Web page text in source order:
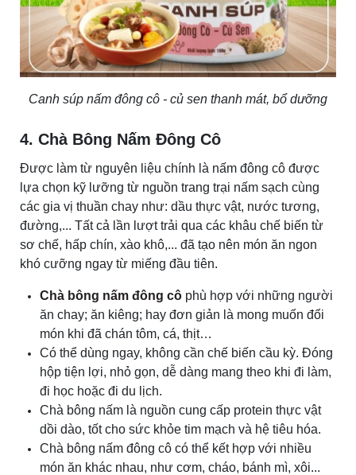
Canh súp nấm đông cô - củ sen thanh mát, bổ dưỡng
4. Chà Bông Nấm Đông Cô
Được làm từ nguyên liệu chính là nấm đông cô được
lựa chọn kỹ lưỡng từ nguồn trang trại nấm sạch cùng
các gia vị thuần chay như: dầu thực vật, nước tương,
đường,... Tất cả lần lượt trải qua các khâu chế biến từ
sơ chế, hấp chín, xào khô,... đã tạo nên món ăn ngon
khó cưỡng ngay từ miếng đầu tiên.
Chà bông nấm đông cô phù hợp với những người
ăn chay; ăn kiêng; hay đơn giản là mong muốn đổi
món khi đã chán tôm, cá, thịt…
Có thể dùng ngay, không cần chế biến cầu kỳ. Đóng
hộp tiện lợi, nhỏ gọn, dễ dàng mang theo khi đi làm,
đi học hoặc đi du lịch.
Chà bông nấm là nguồn cung cấp protein thực vật
dồi dào, tốt cho sức khỏe tim mạch và hệ tiêu hóa.
Chà bông nấm đông cô có thể kết hợp với nhiều
món ăn khác nhau, như cơm, cháo, bánh mì, xôi...